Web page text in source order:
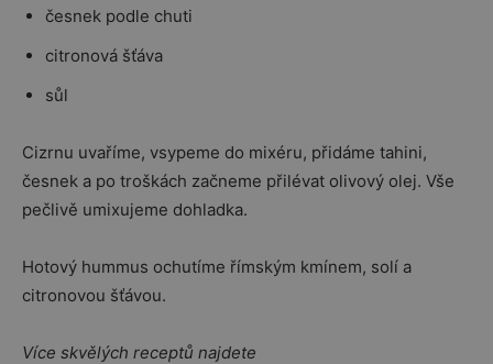
česnek podle chuti
citronová šťáva
sůl
Cizrnu uvaříme, vsypeme do mixéru, přidáme tahini,
česnek a po troškách začneme přilévat olivový olej. Vše
pečlivě umixujeme dohladka.
Hotový hummus ochutíme římským kmínem, solí a
citronovou šťávou.
Více skvělých receptů najdete